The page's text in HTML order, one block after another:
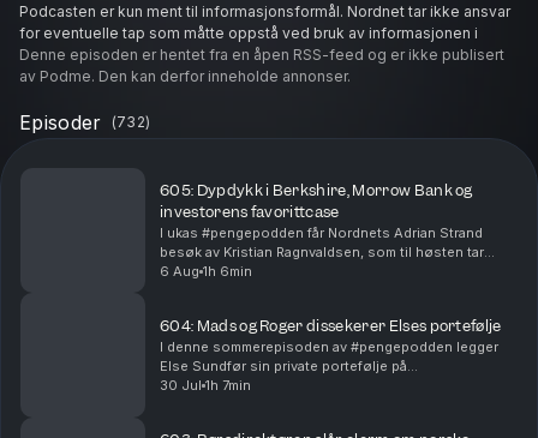
Podcasten er kun ment til informasjonsformål. Nordnet tar ikke ansvar
for eventuelle tap som måtte oppstå ved bruk av informasjonen i
denne podcasten.Les mer på Nordnet.no
Hosted on Acast. Seeacast.com/privacyfor more information.
Denne episoden er hentet fra en åpen RSS-feed og er ikke publisert
av Podme. Den kan derfor inneholde annonser.
Episoder (732)
605: Dypdykk i Berkshire, Morrow Bank og
investorens favorittcase
I ukas #pengepodden får Nordnets Adrian Strand
besøk av Kristian Ragnvaldsen, som til høsten tar
steget fullt ut og blir privat investor. Kristian har fulgt
6 Aug 1h 6min
604: Mads og Roger dissekerer Elses portefølje
I denne sommerepisoden av #pengepodden legger
Else Sundfør sin private portefølje på
operasjonsbordet. Roger har hentet frem skalpellen
30 Jul 1h 7min